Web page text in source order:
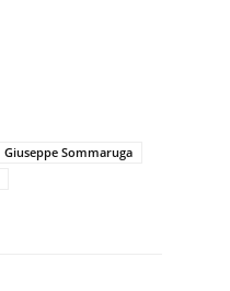
Giuseppe Sommaruga